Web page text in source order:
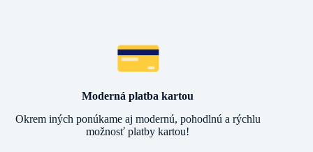
Moderná platba kartou
Okrem iných ponúkame aj modernú, pohodlnú a rýchlu
možnosť platby kartou!